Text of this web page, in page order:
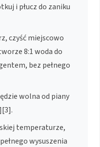
i płucz do zaniku
czyść miejscowo
8:1 woda do
bez pełnego
wolna od piany
temperaturze,
wysuszenia